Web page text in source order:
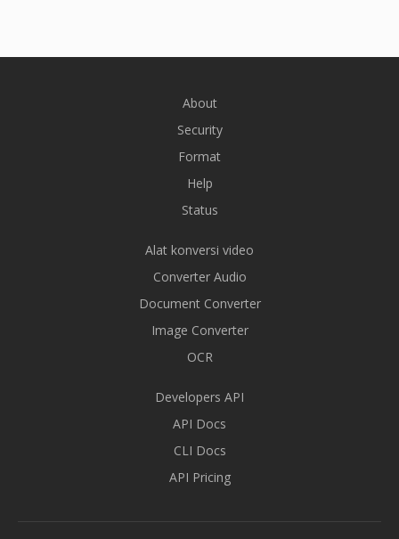
About
Security
Format
Help
Status
Alat konversi video
Converter Audio
Document Converter
Image Converter
OCR
Developers API
API Docs
CLI Docs
API Pricing